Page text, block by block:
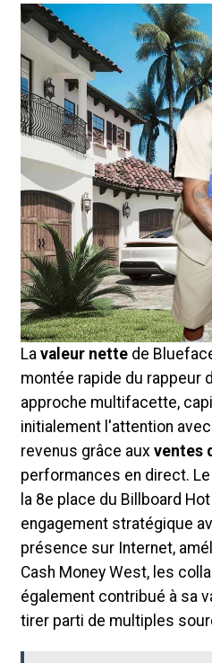
La valeur nette de
montée rapide du rappeur
approche multifacette,
initialement l'attention
revenus grâce aux ventes
performances en direct.
la 8e place du Billboard
engagement stratégique
présence sur Internet,
Cash Money West, les
également contribué à sa
tirer parti de multiples